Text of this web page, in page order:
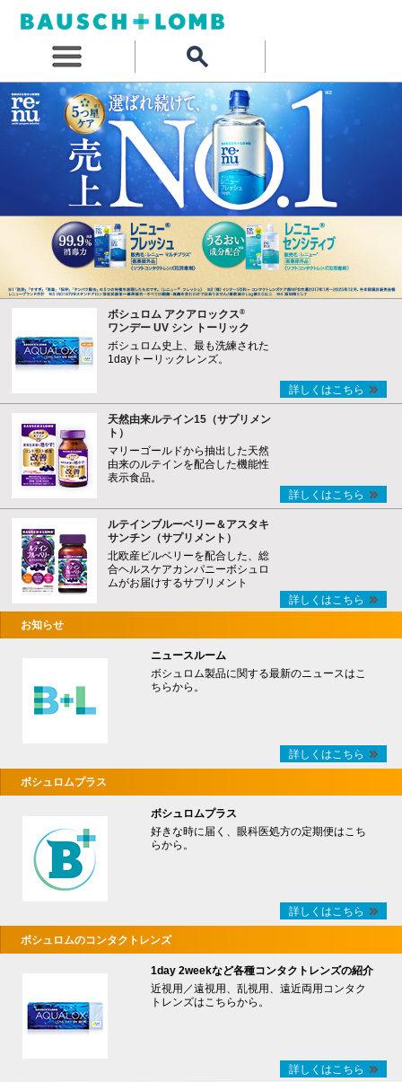
ボシュロム アクアロックス®
ワンデー UV シン トーリック
ボシュロム史上、最も洗練された
1dayトーリックレンズ。
詳しくはこちら
天然由来ルテイン15（サプリメン
ト）
マリーゴールドから抽出した天然
由来のルテインを配合した機能性
表示食品。
詳しくはこちら
ルテインブルーベリー＆アスタキ
サンチン（サプリメント）
北欧産ビルベリーを配合した、総
合ヘルスケアカンパニーボシュロ
ムがお届けするサプリメント
詳しくはこちら
お知らせ
ニュースルーム
ボシュロム製品に関する最新のニュースはこ
ちらから。
詳しくはこちら
ボシュロムプラス
ボシュロムプラス
好きな時に届く、眼科医処方の定期便はこち
らから。
詳しくはこちら
ボシュロムのコンタクトレンズ
1day 2weekなど各種コンタクトレンズの紹介
近視用／遠視用、乱視用、遠近両用コンタク
トレンズはこちらから。
詳しくはこちら